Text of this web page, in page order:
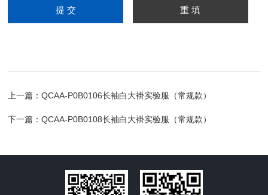
上一篇：QCAA-P0B0106长袖白大褂实验服（常规款）
下一篇：QCAA-P0B0108长袖白大褂实验服（常规款）